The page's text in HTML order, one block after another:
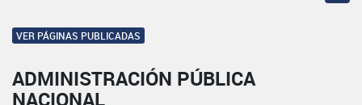
VER PÁGINAS PUBLICADAS
ADMINISTRACIÓN PÚBLICA
NACIONAL